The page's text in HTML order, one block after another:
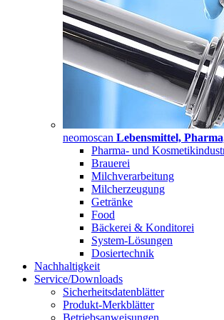
neomoscan Lebensmittel,
Pharma- und
Brauerei
Milchverarbeitung
Milcherzeugung
Getränke
Food
Bäckerei & Konditorei
System-Lösungen
Dosiertechnik
Nachhaltigkeit
Service/Downloads
Sicherheitsdatenblätter
Produkt-Merkblätter
Betriebsanweisungen